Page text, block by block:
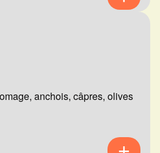
anchois, câpres, olives